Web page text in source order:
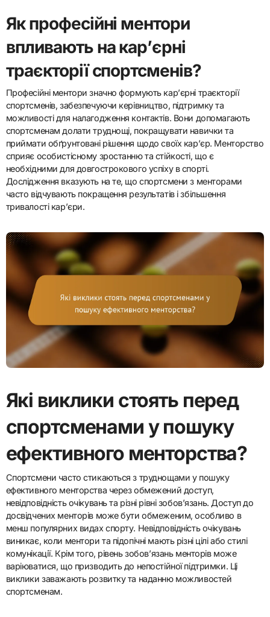
Як професійні ментори
впливають на кар’єрні
траєкторії спортсменів?
Професійні ментори значно формують кар’єрні траєкторії
спортсменів, забезпечуючи керівництво, підтримку та
можливості для налагодження контактів. Вони допомагають
спортсменам долати труднощі, покращувати навички та
приймати обґрунтовані рішення щодо своїх кар’єр. Менторство
сприяє особистісному зростанню та стійкості, що є
необхідними для довгострокового успіху в спорті.
Дослідження вказують на те, що спортсмени з менторами
часто відчувають покращення результатів і збільшення
тривалості кар’єри.
Які виклики стоять перед
спортсменами у пошуку
ефективного менторства?
Спортсмени часто стикаються з труднощами у пошуку
ефективного менторства через обмежений доступ,
невідповідність очікувань та різні рівні зобов’язань. Доступ до
досвідчених менторів може бути обмеженим, особливо в
менш популярних видах спорту. Невідповідність очікувань
виникає, коли ментори та підопічні мають різні цілі або стилі
комунікації. Крім того, рівень зобов’язань менторів може
варіюватися, що призводить до непостійної підтримки. Ці
виклики заважають розвитку та наданню можливостей
спортсменам.